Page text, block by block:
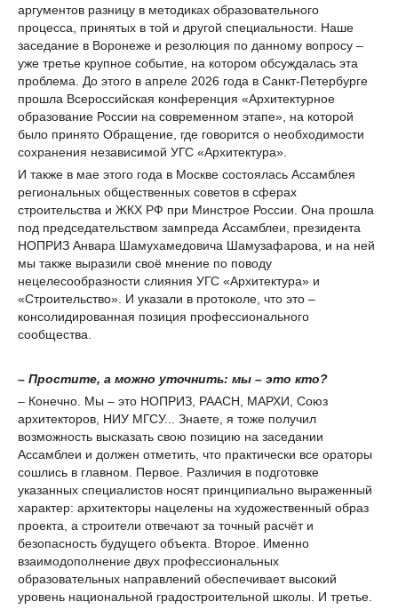
аргументов разницу в методиках образовательного
процесса, принятых в той и другой специальности. Наше
заседание в Воронеже и резолюция по данному вопросу –
уже третье крупное событие, на котором обсуждалась эта
проблема. До этого в апреле 2026 года в Санкт-Петербурге
прошла Всероссийская конференция «Архитектурное
образование России на современном этапе», на которой
было принято Обращение, где говорится о необходимости
сохранения независимой УГС «Архитектура».
И также в мае этого года в Москве состоялась Ассамблея
региональных общественных советов в сферах
строительства и ЖКХ РФ при Минстрое России. Она прошла
под председательством зампреда Ассамблеи, президента
НОПРИЗ Анвара Шамухамедовича Шамузафарова, и на ней
мы также выразили своё мнение по поводу
нецелесообразности слияния УГС «Архитектура» и
«Строительство». И указали в протоколе, что это –
консолидированная позиция профессионального
сообщества.
– Простите, а можно уточнить: мы – это кто?
– Конечно. Мы – это НОПРИЗ, РААСН, МАРХИ, Союз
архитекторов, НИУ МГСУ... Знаете, я тоже получил
возможность высказать свою позицию на заседании
Ассамблеи и должен отметить, что практически все ораторы
сошлись в главном. Первое. Различия в подготовке
указанных специалистов носят принципиально выраженный
характер: архитекторы нацелены на художественный образ
проекта, а строители отвечают за точный расчёт и
безопасность будущего объекта. Второе. Именно
взаимодополнение двух профессиональных
образовательных направлений обеспечивает высокий
уровень национальной градостроительной школы. И третье.